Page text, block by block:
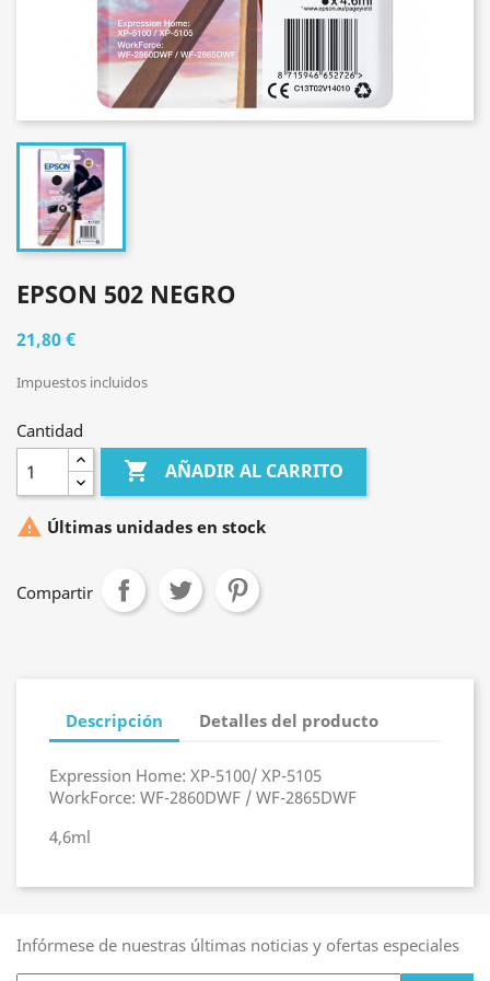
EPSON 502 NEGRO
21,80 €
Impuestos incluidos
Cantidad
 AÑADIR AL CARRITO
 Últimas unidades en stock
Compartir
Descripción Detalles del producto
Expression Home: XP-5100/ XP-5105
WorkForce: WF-2860DWF / WF-2865DWF
4,6ml
Infórmese de nuestras últimas noticias y ofertas especiales